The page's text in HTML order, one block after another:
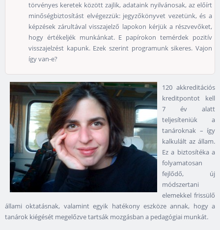
törvényes keretek között zajlik, adataink nyilvánosak, az előírt
minőségbiztosítást elvégezzük: jegyzőkönyvet vezetünk, és a
képzések zárultával visszajelző lapokon kérjük a részvevőket,
hogy értékeljék munkánkat. E papírokon temérdek pozitív
visszajelzést kapunk. Ezek szerint programunk sikeres. Vajon
így van-e?
120 akkreditációs
kreditpontot kell
7 év alatt
teljesíteniük a
tanároknak – így
kalkulált az állam.
Ez a biztosítéka a
folyamatosan
fejlődő, új
módszertani
elemekkel frissülő
állami oktatásnak, valamint egyik hatékony eszköze annak, hogy a
tanárok kiégését megelőzve tartsák mozgásban a pedagógiai munkát.